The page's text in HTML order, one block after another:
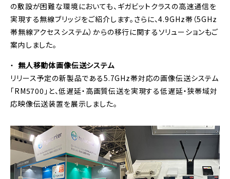
の敷設が困難な環境においても、ギガビットクラスの高速通信を
実現する無線ブリッジをご紹介します。さらに、4.9GHz帯（5GHz
帯無線アクセスシステム）からの移行に関するソリューションもご
案内しました。
無人移動体画像伝送システム
リリース予定の新製品である5.7GHz帯対応の画像伝送システム
「RM5700」と、低遅延・高画質伝送を実現する低遅延・狭帯域対
応映像伝送装置を展示しました。